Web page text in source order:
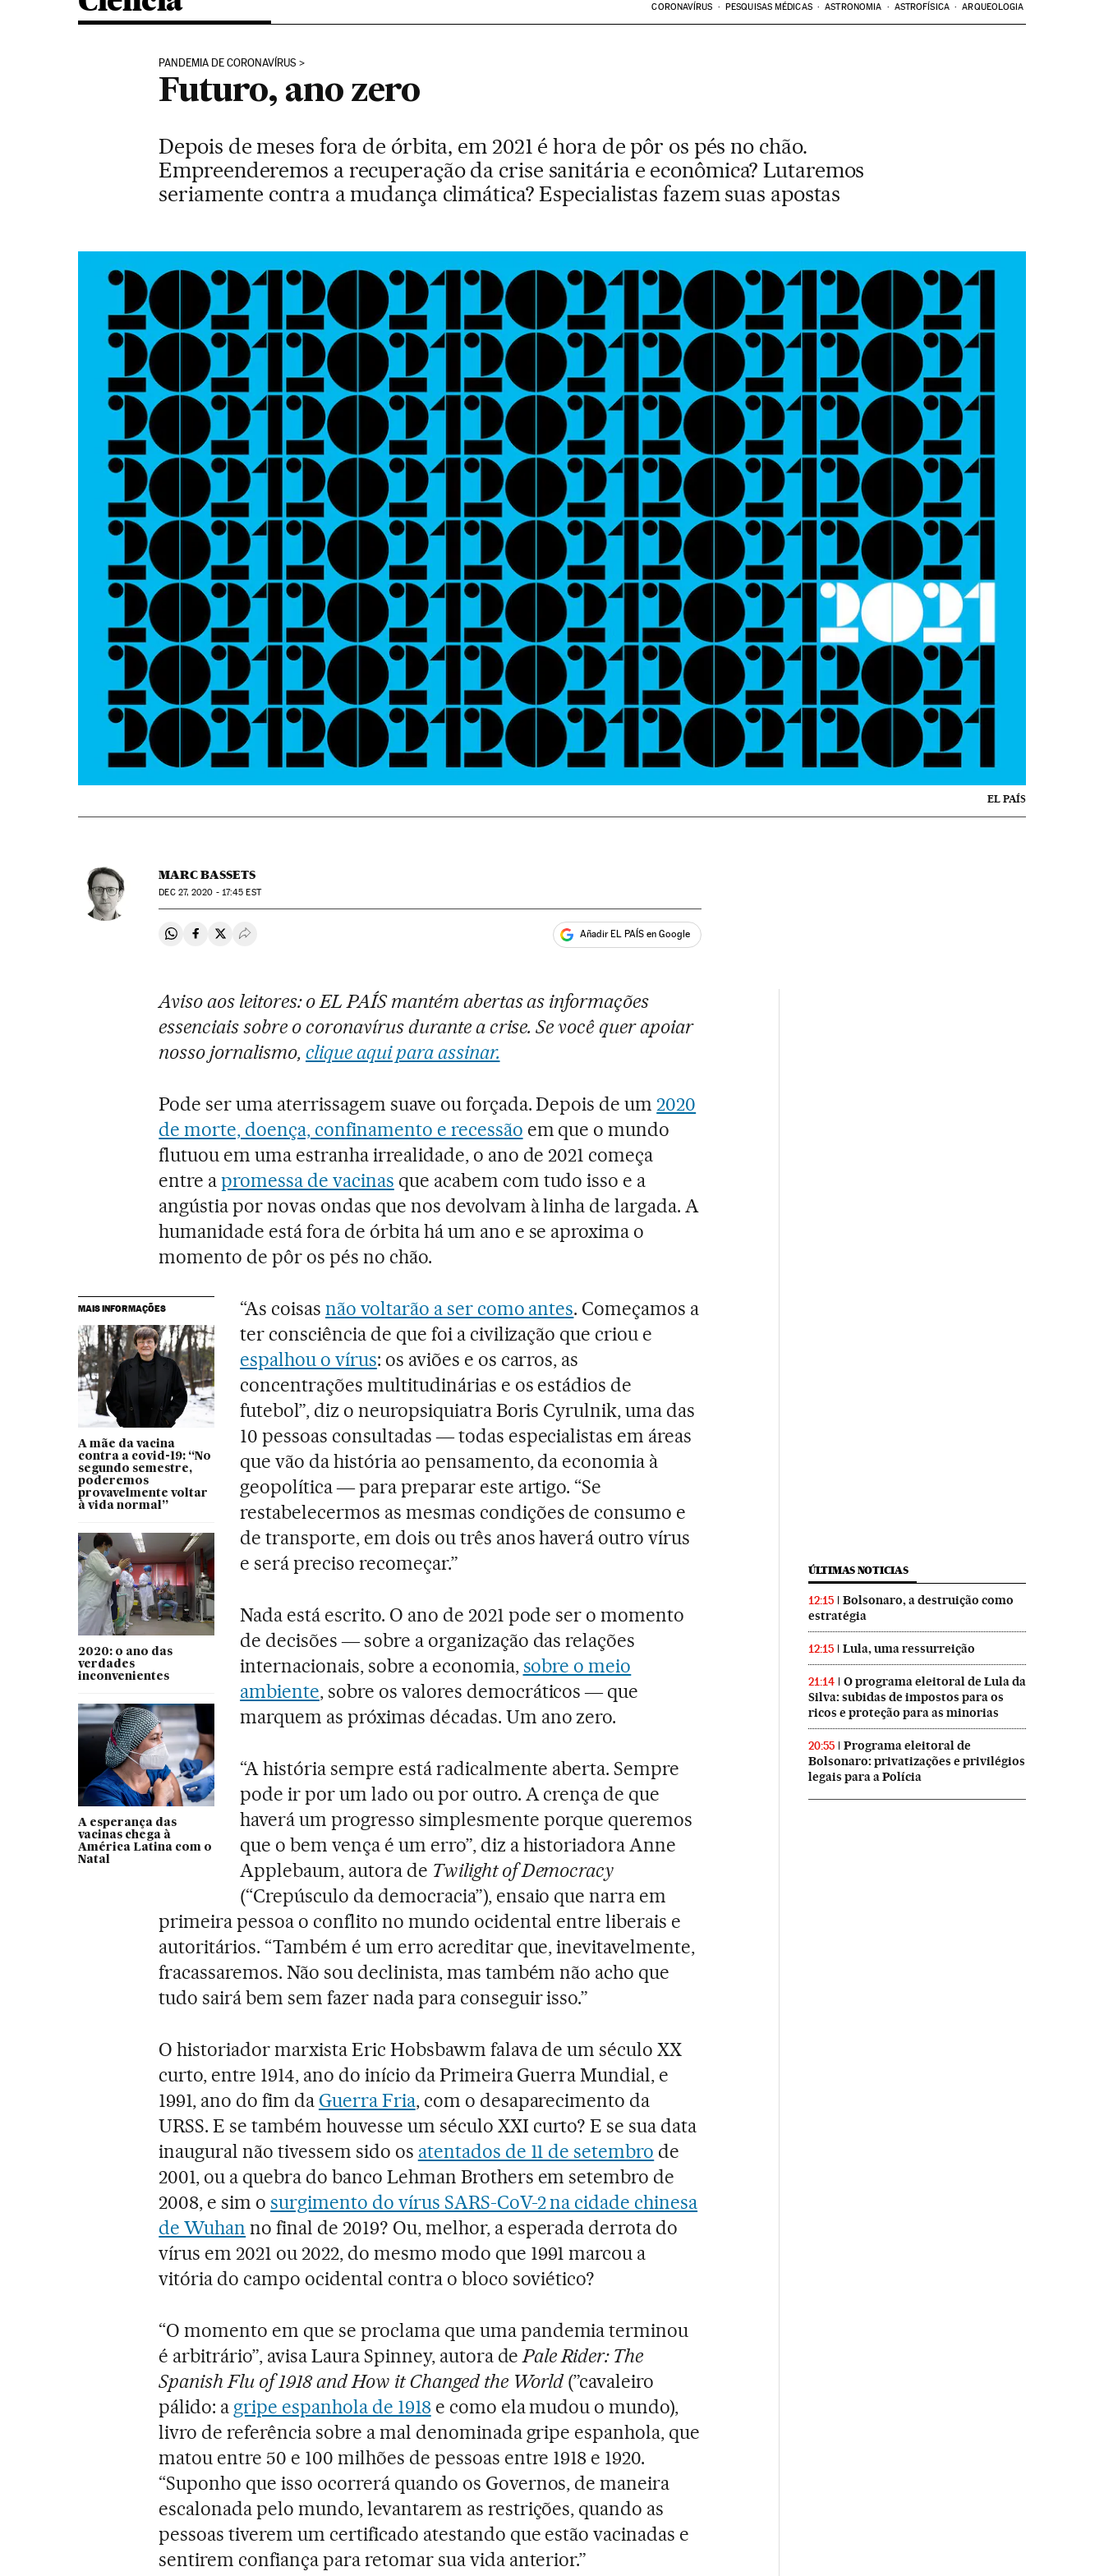
CORONAVÍRUS PESQUISAS MÉDICAS ASTRONOMIA ASTROFÍSICA ARQUEOLOGIA
PANDEMIA DE CORONAVÍRUS
Futuro, ano zero
Depois de meses fora de órbita, em 2021 é hora de pôr os pés no chão.
Empreenderemos a recuperação da crise sanitária e econômica? Lutaremos
seriamente contra a mudança climática? Especialistas fazem suas apostas
EL PAÍS
MARC BASSETS
DEC27, 2020 - 17:45 EST
Compartir en Whatsapp
Compartir en Facebook
Compartir en Twitter
Desplegar Redes Sociales Añadir EL PAÍS en Google
Aviso aos leitores: o EL PAÍS mantém abertas as informações
essenciais sobre o coronavírus durante a crise. Se você quer apoiar
nosso jornalismo, clique aqui para assinar.
Pode ser uma aterrissagem suave ou forçada. Depois de um2020
de morte, doença, confinamento e recessão em que o mundo
flutuou em uma estranha irrealidade, o ano de 2021 começa
entre apromessa de vacinas que acabem com tudo isso e a
angústia por novas ondas que nos devolvam à linha de largada. A
humanidade está fora de órbita há um ano e se aproxima o
momento de pôr os pés no chão.
MAIS INFORMAÇÕES
A mãe da vacina
contra a covid-19: “No
segundo semestre,
poderemos
provavelmente voltar
à vida normal”
2020: o ano das
verdades
inconvenientes
A esperança das
vacinas chega à
América Latina com o
Natal
“As coisas não voltarão a ser como antes. Começamos a
ter consciência de que foi a civilização que criou e
espalhou o vírus: os aviões e os carros, as
concentrações multitudinárias e os estádios de
futebol”, diz o neuropsiquiatra Boris Cyrulnik, uma das
10 pessoas consultadas ― todas especialistas em áreas
que vão da história ao pensamento, da economia à
geopolítica ― para preparar este artigo. “Se
restabelecermos as mesmas condições de consumo e
de transporte, em dois ou três anos haverá outro vírus
e será preciso recomeçar.”
Nada está escrito. O ano de 2021 pode ser o momento
de decisões ― sobre a organização das relações
internacionais, sobre a economia,sobre o meio
ambiente, sobre os valores democráticos ― que
marquem as próximas décadas. Um ano zero.
“A história sempre está radicalmente aberta. Sempre
pode ir por um lado ou por outro. A crença de que
haverá um progresso simplesmente porque queremos
que o bem vença é um erro”, diz a historiadora Anne
Applebaum, autora de Twilight of Democracy
(“Crepúsculo da democracia”), ensaio que narra em
primeira pessoa o conflito no mundo ocidental entre liberais e
autoritários. “Também é um erro acreditar que, inevitavelmente,
fracassaremos. Não sou declinista, mas também não acho que
tudo sairá bem sem fazer nada para conseguir isso.”
O historiador marxista Eric Hobsbawm falava de um século XX
curto, entre 1914, ano do início da Primeira Guerra Mundial, e
1991, ano do fim da Guerra Fria, com o desaparecimento da
URSS. E se também houvesse um século XXI curto? E se sua data
inaugural não tivessem sido os atentados de 11 de setembro de
2001, ou a quebra do banco Lehman Brothers em setembro de
2008, e sim osurgimento do vírus SARS-CoV-2 na cidade chinesa
de Wuhan no final de 2019? Ou, melhor, a esperada derrota do
vírus em 2021 ou 2022, do mesmo modo que 1991 marcou a
vitória do campo ocidental contra o bloco soviético?
“O momento em que se proclama que uma pandemia terminou
é arbitrário”, avisa Laura Spinney, autora dePale Rider: The
Spanish Flu of 1918 and How it Changed the World(”cavaleiro
pálido: a gripe espanhola de 1918e como ela mudou o mundo),
livro de referência sobre a mal denominada gripe espanhola, que
matou entre 50 e 100 milhões de pessoas entre 1918 e 1920.
“Suponho que isso ocorrerá quando os Governos, de maneira
escalonada pelo mundo, levantarem as restrições, quando as
pessoas tiverem um certificado atestando que estão vacinadas e
sentirem confiança para retomar sua vida anterior.”
ÚLTIMAS NOTICIAS
12:15
Bolsonaro, a destruição como
estratégia
12:15 Lula, uma ressurreição
21:14
O programa eleitoral de Lula da
Silva: subidas de impostos para os
ricos e proteção para as minorias
20:55
Programa eleitoral de
Bolsonaro: privatizações e privilégios
legais para a Polícia